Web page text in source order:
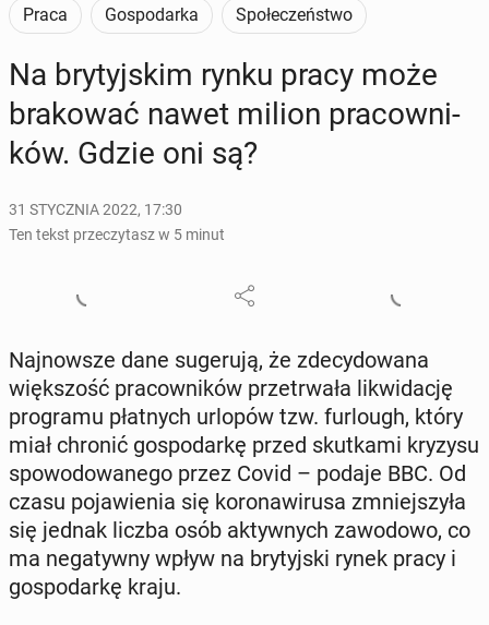
Praca Gospodarka Społeczeństwo
Na bry­tyj­skim rynku pracy może
bra­ko­wać nawet milion pra­cow­ni­
ków. Gdzie oni są?
31 STYCZNIA 2022, 17:30
Ten tekst przeczytasz w 5 minut
Naj­now­sze dane su­ge­ru­ją, że zde­cy­do­wa­na
więk­szość pra­cow­ni­ków prze­trwa­ła li­kwi­da­cję
pro­gra­mu płat­nych urlopów tzw. fur­lo­ugh, który
miał chronić go­spo­dar­kę przed skut­ka­mi kryzysu
spo­wo­do­wa­ne­go przez Covid – podaje BBC. Od
czasu po­ja­wie­nia się ko­ro­na­wi­ru­sa zmniej­szy­ła
się jednak liczba osób ak­tyw­nych za­wo­do­wo, co
ma ne­ga­tyw­ny wpływ na bry­tyj­ski rynek pracy i
go­spo­dar­kę kraju.